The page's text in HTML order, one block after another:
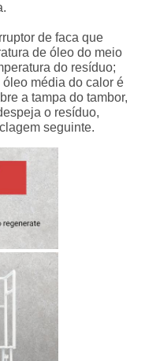
de faca que
de óleo do meio
do resíduo;
média do calor é
a tampa do tambor,
o resíduo,
seguinte.